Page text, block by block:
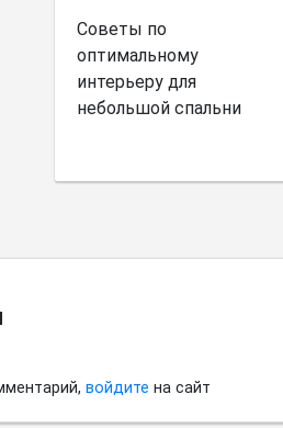
Советы по
оптимальному
интерьеру для
небольшой спальни
войдите на сайт